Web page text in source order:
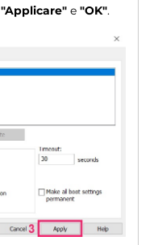
"Applicare"e "OK".